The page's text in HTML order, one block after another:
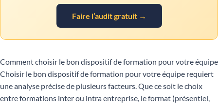
Faire l’audit gratuit →
Comment choisir le bon dispositif de formation pour votre équipe
Choisir le bon dispositif de formation pour votre équipe requiert
une analyse précise de plusieurs facteurs. Que ce soit le choix
entre formations inter ou intra entreprise, le format (présentiel,